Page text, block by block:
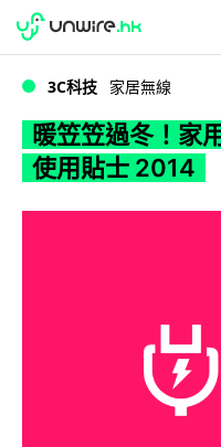
WWDC 2026
3C科技 家居無線
暖笠笠過冬！家
使用貼士 2014